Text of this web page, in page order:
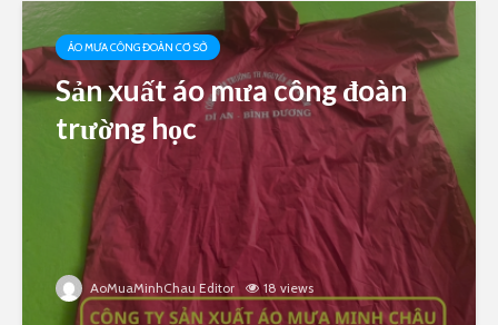
ÁO MƯA CÔNG ĐOÀN CƠ SỞ
Sản xuất áo mưa công đoàn
trường học
AoMuaMinhChau Editor 18 views